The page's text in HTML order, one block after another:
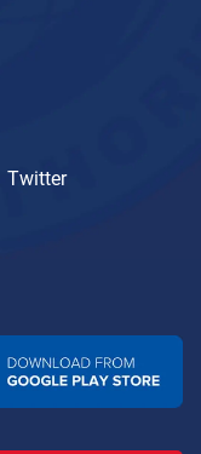
Twitter